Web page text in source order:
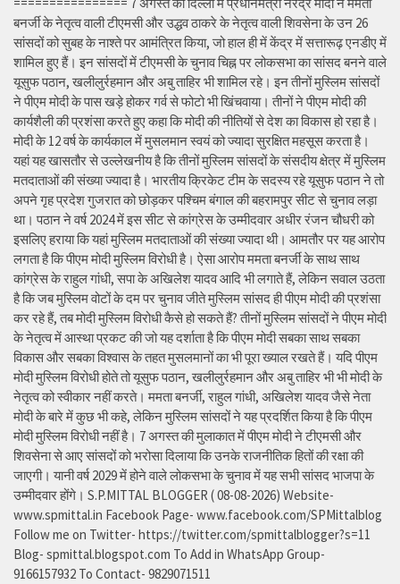
बनर्जी के नेतृत्व वाली टीएमसी और उद्धव ठाकरे के नेतृत्व वाली शिवसेना के उन 26
सांसदों को सुबह के नाश्ते पर आमंत्रित किया, जो हाल ही में केंद्र में सत्तारूढ़ एनडीए में
शामिल हुए हैं। इन सांसदों में टीएमसी के चुनाव चिह्न पर लोकसभा का सांसद बनने वाले
यूसुफ पठान, खलीलुर्रहमान और अबु ताहिर भी शामिल रहे। इन तीनों मुस्लिम सांसदों
ने पीएम मोदी के पास खड़े होकर गर्व से फोटो भी खिंचवाया। तीनों ने पीएम मोदी की
कार्यशैली की प्रशंसा करते हुए कहा कि मोदी की नीतियों से देश का विकास हो रहा है।
मोदी के 12 वर्ष के कार्यकाल में मुसलमान स्वयं को ज्यादा सुरक्षित महसूस करता है।
यहां यह खासतौर से उल्लेखनीय है कि तीनों मुस्लिम सांसदों के संसदीय क्षेत्र में मुस्लिम
मतदाताओं की संख्या ज्यादा है। भारतीय क्रिकेट टीम के सदस्य रहे यूसुफ पठान ने तो
अपने गृह प्रदेश गुजरात को छोड़कर पश्चिम बंगाल की बहरामपुर सीट से चुनाव लड़ा
था। पठान ने वर्ष 2024 में इस सीट से कांग्रेस के उम्मीदवार अधीर रंजन चौधरी को
इसलिए हराया कि यहां मुस्लिम मतदाताओं की संख्या ज्यादा थी। आमतौर पर यह आरोप
लगता है कि पीएम मोदी मुस्लिम विरोधी है। ऐसा आरोप ममता बनर्जी के साथ साथ
कांग्रेस के राहुल गांधी, सपा के अखिलेश यादव आदि भी लगाते हैं, लेकिन सवाल उठता
है कि जब मुस्लिम वोटों के दम पर चुनाव जीते मुस्लिम सांसद ही पीएम मोदी की प्रशंसा
कर रहे हैं, तब मोदी मुस्लिम विरोधी कैसे हो सकते हैं? तीनों मुस्लिम सांसदों ने पीएम मोदी
के नेतृत्व में आस्था प्रकट की जो यह दर्शाता है कि पीएम मोदी सबका साथ सबका
विकास और सबका विश्वास के तहत मुसलमानों का भी पूरा ख्याल रखते हैं। यदि पीएम
मोदी मुस्लिम विरोधी होते तो यूसुफ पठान, खलीलुर्रहमान और अबु ताहिर भी भी मोदी के
नेतृत्व को स्वीकार नहीं करते। ममता बनर्जी, राहुल गांधी, अखिलेश यादव जैसे नेता
मोदी के बारे में कुछ भी कहे, लेकिन मुस्लिम सांसदों ने यह प्रदर्शित किया है कि पीएम
मोदी मुस्लिम विरोधी नहीं है। 7 अगस्त की मुलाकात में पीएम मोदी ने टीएमसी और
शिवसेना से आए सांसदों को भरोसा दिलाया कि उनके राजनीतिक हितों की रक्षा की
जाएगी। यानी वर्ष 2029 में होने वाले लोकसभा के चुनाव में यह सभी सांसद भाजपा के
उम्मीदवार होंगे। S.P.MITTAL BLOGGER ( 08-08-2026) Website-
www.spmittal.in Facebook Page- www.facebook.com/SPMittalblog
Follow me on Twitter- https://twitter.com/spmittalblogger?s=11
Blog- spmittal.blogspot.com To Add in WhatsApp Group-
9166157932 To Contact- 9829071511